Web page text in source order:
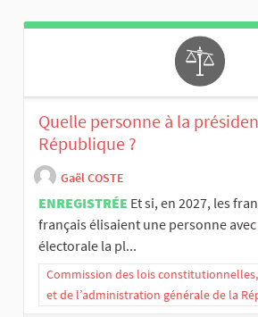
Quelle personne à la
République ?
Gaël COSTE
ENREGISTRÉE Et si, en 2027, les
français élisaient une personne
électorale la pl...
Commission des lois
et de l’administration générale de la